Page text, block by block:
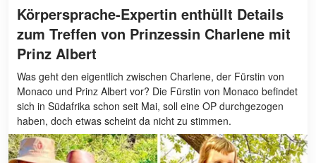
Körpersprache-Expertin enthüllt Details
zum Treffen von Prinzessin Charlene mit
Prinz Albert
Was geht den eigentlich zwischen Charlene, der Fürstin von
Monaco und Prinz Albert vor? Die Fürstin von Monaco befindet
sich in Südafrika schon seit Mai, soll eine OP durchgezogen
haben, doch etwas scheint da nicht zu stimmen.